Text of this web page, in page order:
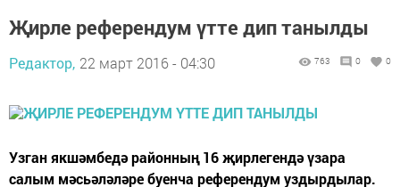
Җирле референдум үтте дип танылды
Редактор, 22 март 2016 - 04:30 763 0 0
Узган якшәмбедә районның 16 җирлегендә үзара
салым мәсьәләләре буенча референдум уздырдылар.